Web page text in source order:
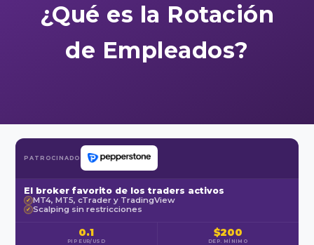
¿Qué es la Rotación
de Empleados?
PATROCINADO
El broker favorito de los traders activos
✓ MT4, MT5, cTrader y TradingView
✓ Scalping sin restricciones
0.1
PIP EUR/USD
$200
DEP. MÍNIMO